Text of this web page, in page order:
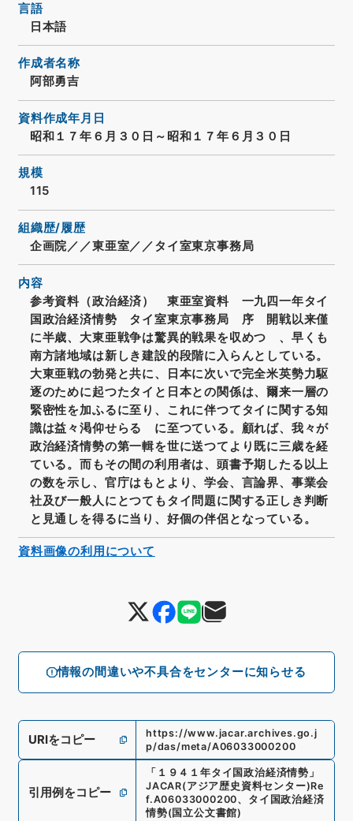
情報の間違いや不具合をセンターに知らせる
言語
日本語
作成者名称
阿部勇吉
資料作成年月日
昭和１７年６月３０日～昭和１７年６月３０日
規模
115
組織歴/履歴
企画院／／東亜室／／タイ室東京事務局
内容
参考資料（政治経済） 東亜室資料 一九四一年タイ
国政治経済情勢 タイ室東京事務局 序 開戦以来僅
に半歳、大東亜戦争は驚異的戦果を収めつゝ、早くも
南方諸地域は新しき建設的段階に入らんとしている。
大東亜戦の勃発と共に、日本に次いで完全米英勢力駆
逐のために起つたタイと日本との関係は、爾来一層の
緊密性を加ふるに至り、これに伴つてタイに関する知
識は益々渇仰せらるゝに至つている。顧れば、我々が
政治経済情勢の第一輯を世に送つてより既に三歳を経
ている。而もその間の利用者は、頭書予期したる以上
の数を示し、官庁はもとより、学会、言論界、事業会
社及び一般人にとつてもタイ問題に関する正しき判断
と見通しを得るに当り、好個の伴侶となっている。
URIをコピー
https://www.jacar.archives.go.j
p/das/meta/A06033000200
引用例をコピー
「 １９４１年タイ国政治経済情勢 」
JACAR(アジア歴史資料センター)Re
f.A06033000200、 タイ国政治経済
情勢(国立公文書館)
資料画像の利用について